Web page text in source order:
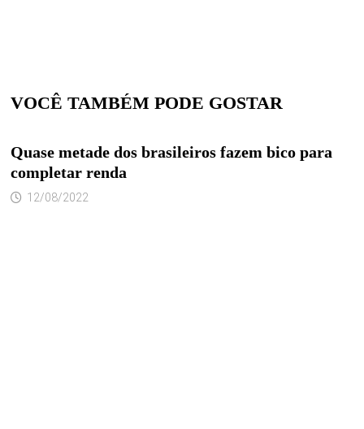
VOCÊ TAMBÉM PODE GOSTAR
Quase metade dos brasileiros fazem bico para
completar renda
12/08/2022